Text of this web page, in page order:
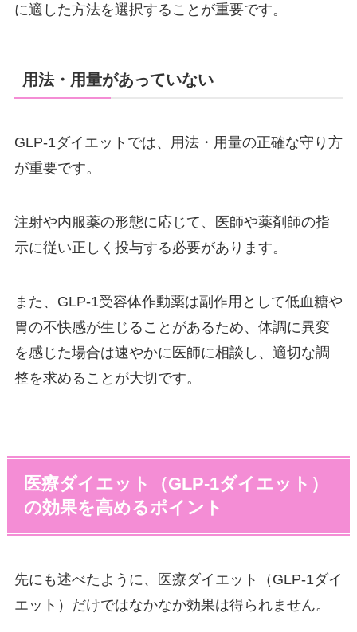
に適した方法を選択することが重要です。
用法・用量があっていない
GLP-1ダイエットでは、用法・用量の正確な守り方
が重要です。
注射や内服薬の形態に応じて、医師や薬剤師の指
示に従い正しく投与する必要があります。
また、GLP-1受容体作動薬は副作用として低血糖や
胃の不快感が生じることがあるため、体調に異変
を感じた場合は速やかに医師に相談し、適切な調
整を求めることが大切です。
医療ダイエット（GLP-1ダイエット）
の効果を高めるポイント
先にも述べたように、医療ダイエット（GLP-1ダイ
エット）だけではなかなか効果は得られません。